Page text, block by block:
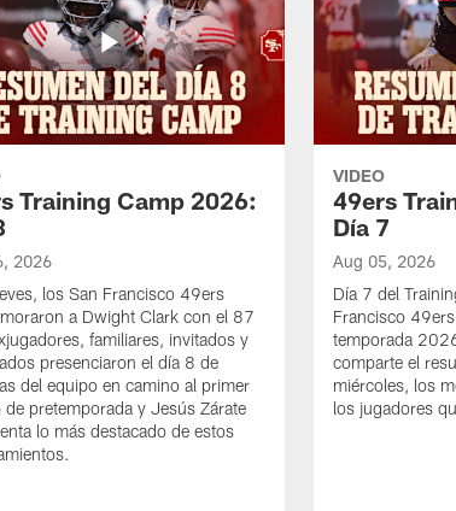
Training Camp 2026:
2026
los San Francisco 49ers
a Dwight Clark con el 87
familiares, invitados y
presenciaron el día 8 de
del equipo en camino al primer
de pretemporada y Jesús Zárate
lo más destacado de estos
VIDEO
49ers
Día 7
Aug 05, 2026
Día 7 del
Francisco
temporada
comparte el
miércoles, los
los jugadores